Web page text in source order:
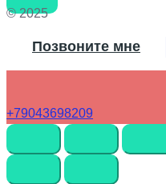
© 2025
Позвоните мне
+79043698209